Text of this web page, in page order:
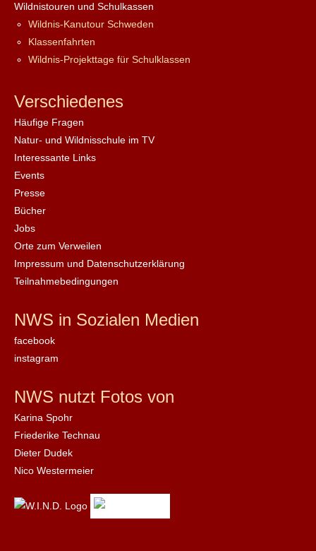
Wildnistouren und Schulkassen
Wildnis-Kanutour Schweden
Klassenfahrten
Wildnis-Projekttage für Schulklassen
Verschiedenes
Häufige Fragen
Natur- und Wildnisschule im TV
Interessante Links
Events
Presse
Bücher
Jobs
Orte zum Verweilen
Impressum und Datenschutzerklärung
Teilnahmebedingungen
NWS in Sozialen Medien
facebook
instagram
NWS nutzt Fotos von
Karina Spohr
Friederike Technau
Dieter Dudek
Nico Westermeier